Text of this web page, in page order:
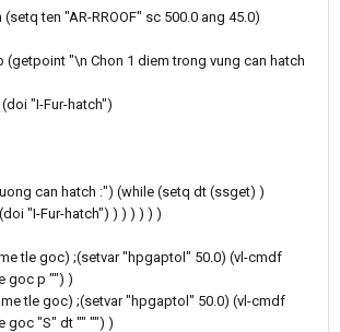
ten "AR-RROOF" sc 500.0 ang 45.0)
(getpoint "\n Chon 1 diem trong vung can hatch
"I-Fur-hatch")
can hatch :") (while (setq dt (ssget) )
"I-Fur-hatch") ) ) ) ) ) )
tle goc) ;(setvar "hpgaptol" 50.0) (vl-cmdf
goc p "") )
tle goc) ;(setvar "hpgaptol" 50.0) (vl-cmdf
goc "S" dt "" "") )